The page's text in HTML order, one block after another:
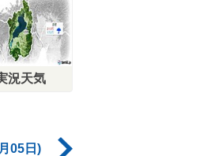
況天気
05日)